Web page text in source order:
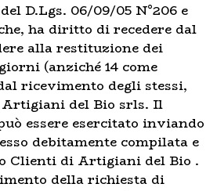
D.Lgs. 06/09/05 N°206 e
ha diritto di recedere dal
alla restituzione dei
(anziché 14 come
ricevimento degli stessi,
Artigiani del Bio srls. Il
essere esercitato inviando
debitamente compilata e
Clienti di Artigiani del Bio .
della richiesta di